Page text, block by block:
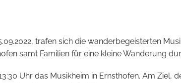
trafen sich die wanderbegeisterten
samt Familien für eine kleine Wanderung
Uhr das Musikheim in Ernsthofen. Am Ziel,